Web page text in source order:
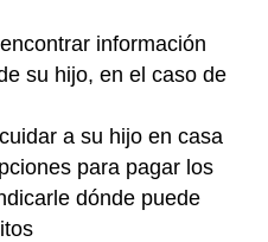
información
su hijo, en el caso de
a su hijo en casa
para pagar los
dónde puede